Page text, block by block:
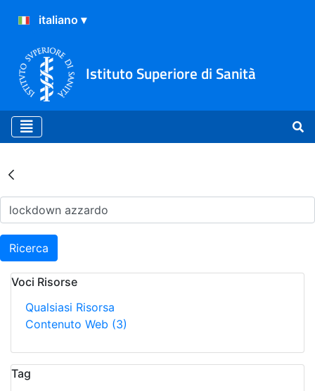
Istituto Superiore di Sanità
Risultati della Ricerca -
Ricerca
Voci Risorse
Qualsiasi Risorsa
Contenuto Web (3)
Tag